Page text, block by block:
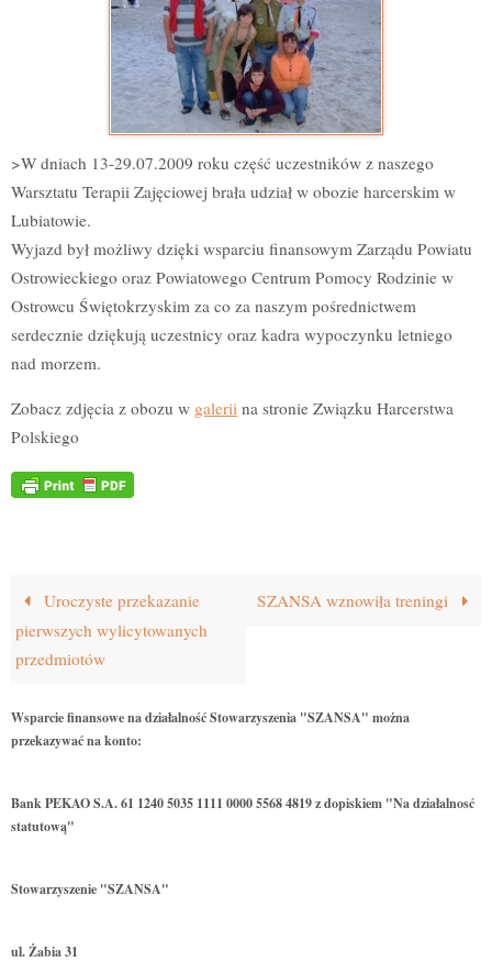
>W dniach 13-29.07.2009 roku część uczestników z naszego
Warsztatu Terapii Zajęciowej brała udział w obozie harcerskim w
Lubiatowie.
Wyjazd był możliwy dzięki wsparciu finansowym Zarządu Powiatu
Ostrowieckiego oraz Powiatowego Centrum Pomocy Rodzinie w
Ostrowcu Świętokrzyskim za co za naszym pośrednictwem
serdecznie dziękują uczestnicy oraz kadra wypoczynku letniego
nad morzem.
Zobacz zdjęcia z obozu w galerii na stronie Związku Harcerstwa
Polskiego
Uroczyste przekazanie
pierwszych wylicytowanych
przedmiotów
SZANSA wznowiła treningi
Wsparcie finansowe na działalność Stowarzyszenia "SZANSA" można
przekazywać na konto:
Bank PEKAO S.A. 61 1240 5035 1111 0000 5568 4819 z dopiskiem "Na działalnosć
statutową"
Stowarzyszenie "SZANSA"
ul. Żabia 31